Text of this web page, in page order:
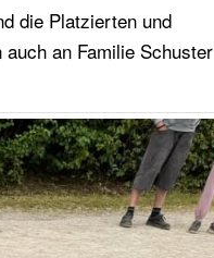
die Platzierten und
an Familie Schuster